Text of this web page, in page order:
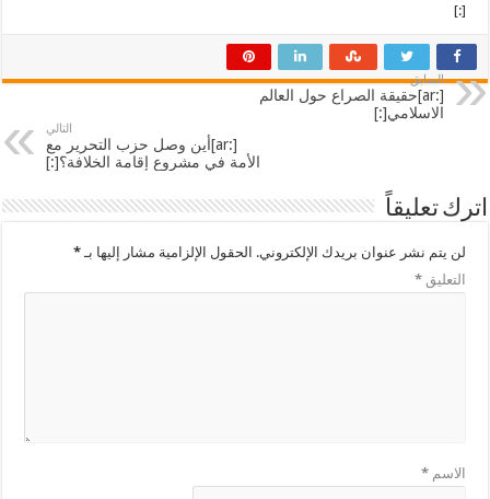
[:]
السابق
[:ar]حقيقة الصراع حول العالم
الاسلامي[:]
التالي
[:ar]أين وصل حزب التحرير مع
الأمة في مشروع إقامة الخلافة؟[:]
اترك تعليقاً
لن يتم نشر عنوان بريدك الإلكتروني. الحقول الإلزامية مشار إليها بـ*
التعليق*
الاسم*